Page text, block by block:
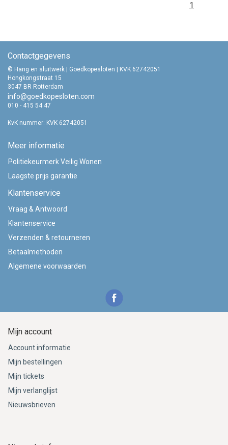
1
Contactgegevens
© Hang en sluitwerk | Goedkopesloten | KVK 62742051
Hongkongstraat 15
3047 BR Rotterdam
info@goedkopesloten.com
010 - 415 54 47
KvK nummer: KVK 62742051
Meer informatie
Politiekeurmerk Veilig Wonen
Laagste prijs garantie
Klantenservice
Vraag & Antwoord
Klantenservice
Verzenden & retourneren
Betaalmethoden
Algemene voorwaarden
Mijn account
Account informatie
Mijn bestellingen
Mijn tickets
Mijn verlanglijst
Nieuwsbrieven